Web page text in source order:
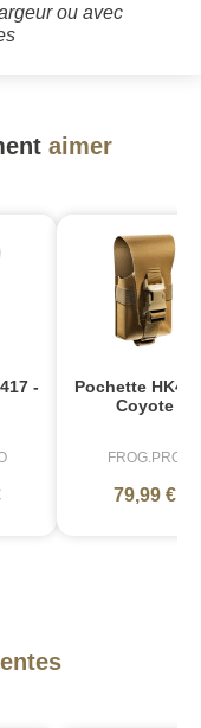
ou avec
aimer
-
Pochette
Coyote
FROG.PRO
79,99 €